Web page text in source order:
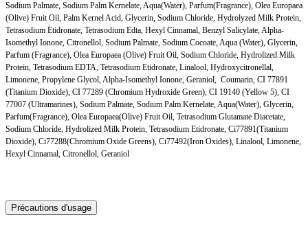
Sodium Palmate, Sodium Palm Kernelate, Aqua(Water), Parfum(Fragrance), Olea Europaea
(Olive) Fruit Oil, Palm Kernel Acid, Glycerin, Sodium Chloride, Hydrolyzed Milk Protein,
Tetrasodium Etidronate, Tetrasodium Edta, Hexyl Cinnamal, Benzyl Salicylate, Alpha-
Isomethyl Ionone, Citronellol, Sodium Palmate, Sodium Cocoate, Aqua (Water), Glycerin,
Parfum (Fragrance), Olea Europaea (Olive) Fruit Oil, Sodium Chloride, Hydrolized Milk
Protein, Tetrasodium EDTA, Tetrasodium Etidronate, Linalool, Hydroxycitronellal,
Limonene, Propylene Glycol, Alpha-Isomethyl Ionone, Geraniol, Coumarin, CI 77891
(Titanium Dioxide), CI 77289 (Chromium Hydroxide Green), CI 19140 (Yellow 5), CI
77007 (Ultramarines), Sodium Palmate, Sodium Palm Kernelate, Aqua(Water), Glycerin,
Parfum(Fragrance), Olea Europaea(Olive) Fruit Oil, Tetrasodium Glutamate Diacetate,
Sodium Chloride, Hydrolized Milk Protein, Tetrasodium Etidronate, Ci77891(Titanium
Dioxide), Ci77288(Chromium Oxide Greens), Ci77492(Iron Oxides), Linalool, Limonene,
Hexyl Cinnamal, Citronellol, Geraniol
Précautions d'usage